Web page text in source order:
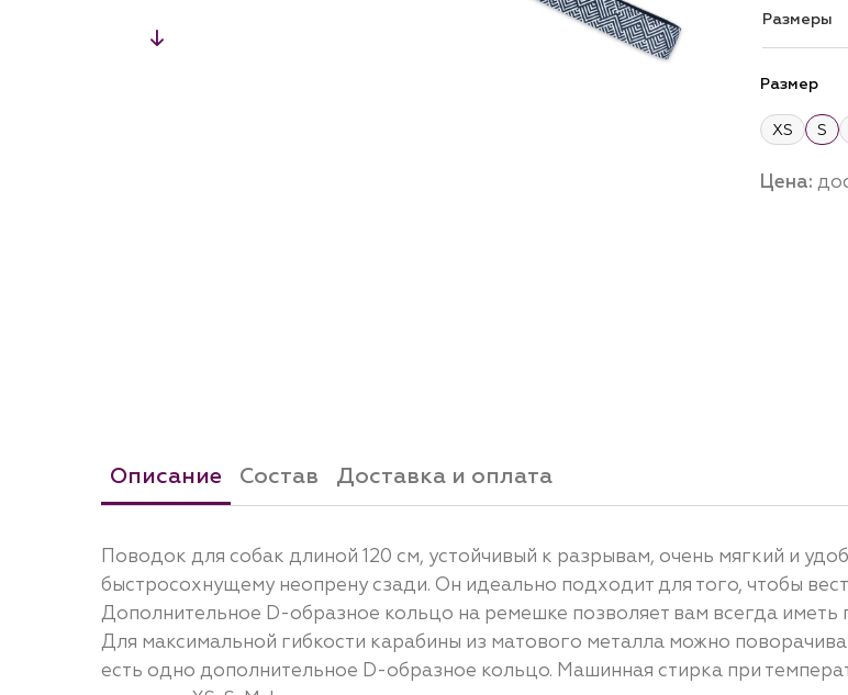
Размеры
Размер
XS S
Цена:
Описание Состав Доставка и оплата
Поводок для собак длиной 120 см, устойчивый к разрывам, очень мягкий и
быстросохнущему неопрену сзади. Он идеально подходит для того, чтобы
Дополнительное D-образное кольцо на ремешке позволяет вам всегда иметь
Для максимальной гибкости карабины из матового металла можно
есть одно дополнительное D-образное кольцо. Машинная стирка при